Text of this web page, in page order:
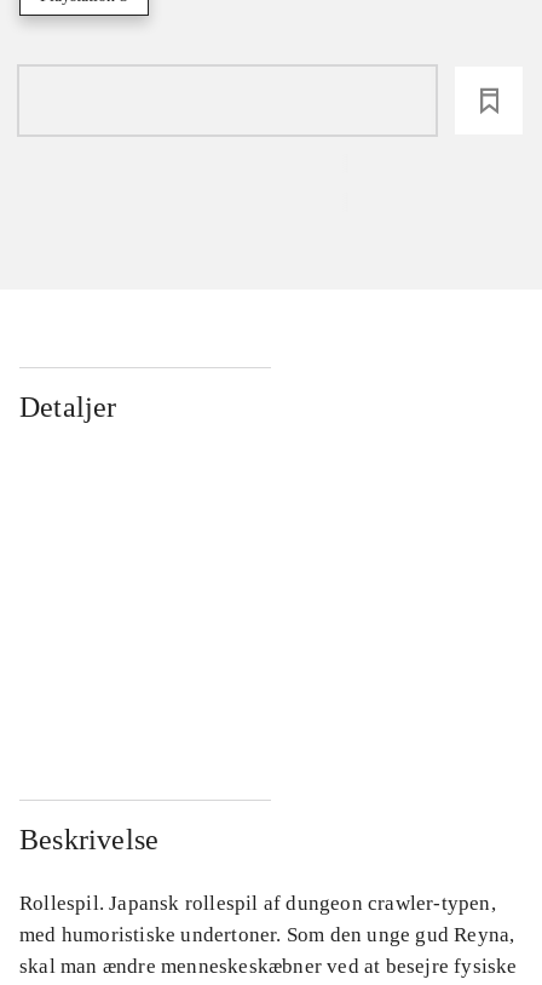
Detaljer
Beskrivelse
Rollespil. Japansk rollespil af dungeon crawler-typen,
med humoristiske undertoner. Som den unge gud Reyna,
skal man ændre menneskeskæbner ved at besejre fysiske